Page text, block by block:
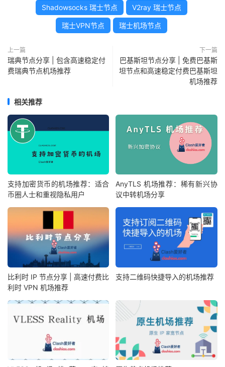
Shadowsocks 瑞士节点 V2ray 瑞士节点
瑞士VPN节点 瑞士机场节点
上一篇
瑞典节点分享 | 包含高速稳定付
费瑞典节点机场推荐
下一篇
巴基斯坦节点分享 | 免费巴基斯
坦节点和高速稳定付费巴基斯坦
机场推荐
相关推荐
支持加密货币的机场推荐：适合
币圈人士和重视隐私用户
AnyTLS 机场推荐：稀有新兴协
议中转机场分享
比利时 IP 节点分享 | 高速付费比
利时 VPN 机场推荐
支持二维码快捷导入的机场推荐